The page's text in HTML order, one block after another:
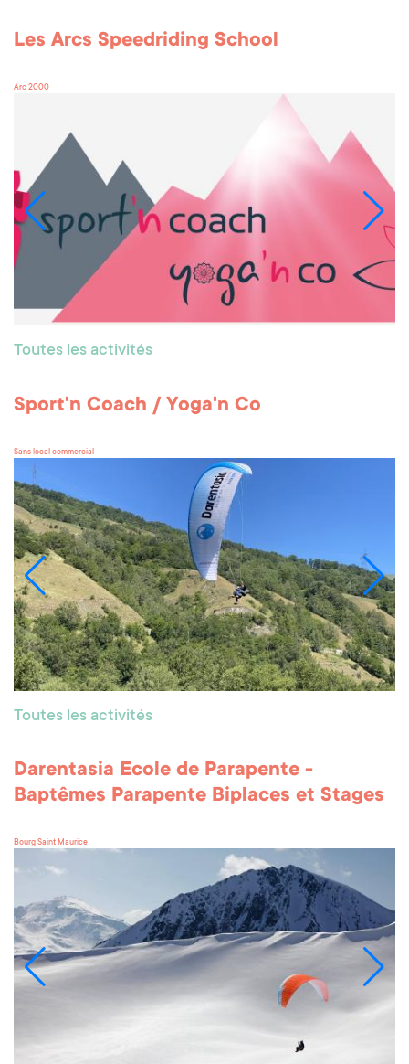
Les Arcs Speedriding School
Arc 2000
Toutes les activités
Sport'n Coach / Yoga'n Co
Sans local commercial
Toutes les activités
Darentasia Ecole de Parapente -
Baptêmes Parapente Biplaces et Stages
Bourg Saint Maurice